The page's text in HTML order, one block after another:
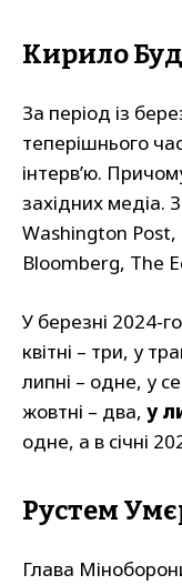
Кирило
За період із
теперішнього
інтерв’ю.
західних медіа.
Washington
Bloomberg, The
У березні 2024-
квітні – три, у
липні – одне, у
жовтні – два, у
одне, а в січні
Рустем
Глава